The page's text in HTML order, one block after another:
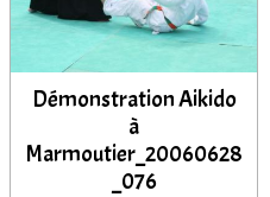
Démonstration Aikido
à
Marmoutier_20060628
_076